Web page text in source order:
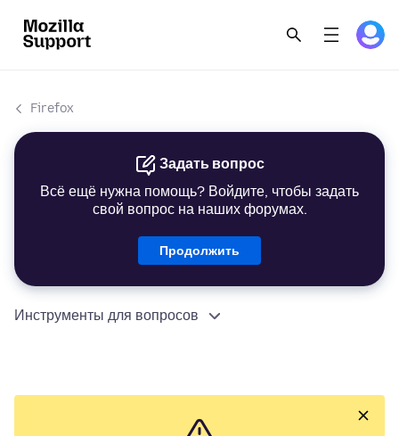
Firefox
Задать вопрос
Всё ещё нужна помощь? Войдите, чтобы задать
свой вопрос на наших форумах.
Продолжить
Инструменты для вопросов